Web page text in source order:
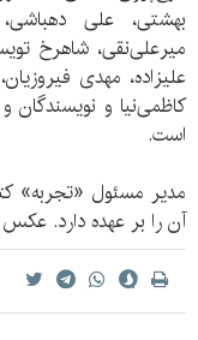
بهشتی، علی
میرعلی‌نقی، شاهرخ
علیزاده، مهدی
کاظمی‌نیا و
است.
مدیر مسئول «تجربه»
آن را بر عهده دارد.